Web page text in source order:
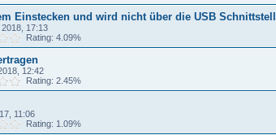
Einstecken und wird nicht über die USB
17:13
Rating: 4.09%
12:42
Rating: 2.45%
11:06
Rating: 1.09%